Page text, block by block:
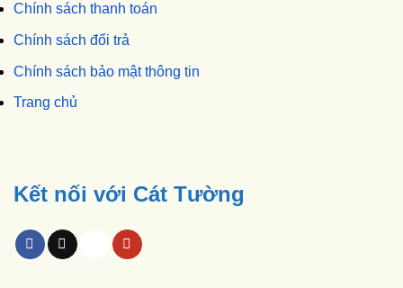
Chính sách thanh toán
Chính sách đổi trả
Chính sách bảo mật thông tin
Trang chủ
Kết nối với Cát Tường